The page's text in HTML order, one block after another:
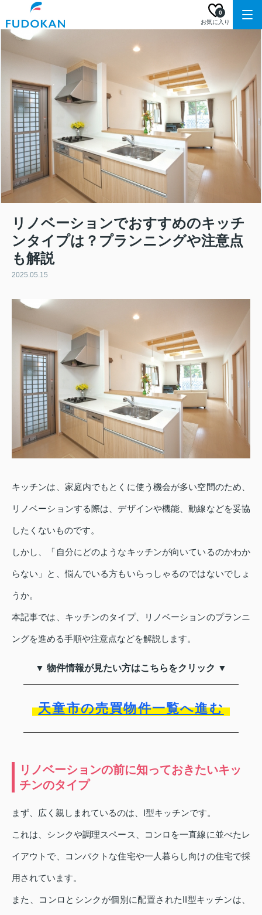
お気に入り
0
リノベーションでおすすめのキッチ
ンタイプは？プランニングや注意点
も解説
2025.05.15
キッチンは、家庭内でもとくに使う機会が多い空間のため、
リノベーションする際は、デザインや機能、動線などを妥協
したくないものです。
しかし、「自分にどのようなキッチンが向いているのかわか
らない」と、悩んでいる方もいらっしゃるのではないでしょ
うか。
本記事では、キッチンのタイプ、リノベーションのプランニ
ングを進める手順や注意点などを解説します。
▼ 物件情報が見たい方はこちらをクリック ▼
天童市の売買物件一覧へ進む
リノベーションの前に知っておきたいキッ
チンのタイプ
まず、広く親しまれているのは、I型キッチンです。
これは、シンクや調理スペース、コンロを一直線に並べたレ
イアウトで、コンパクトな住宅や一人暮らし向けの住宅で採
用されています。
また、コンロとシンクが個別に配置されたII型キッチンは、